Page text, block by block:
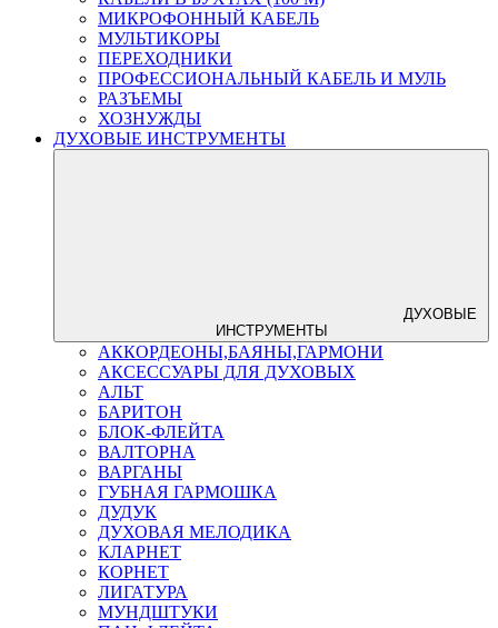
МИКРОФОННЫЙ КАБЕЛЬ
МУЛЬТИКОРЫ
ПЕРЕХОДНИКИ
ПРОФЕССИОНАЛЬНЫЙ КАБЕЛЬ И МУЛЬ
РАЗЪЕМЫ
ХОЗНУЖДЫ
ДУХОВЫЕ ИНСТРУМЕНТЫ
ДУХОВЫЕ
ИНСТРУМЕНТЫ
АККОРДЕОНЫ,БАЯНЫ,ГАРМОНИ
АКСЕССУАРЫ ДЛЯ ДУХОВЫХ
АЛЬТ
БАРИТОН
БЛОК-ФЛЕЙТА
ВАЛТОРНА
ВАРГАНЫ
ГУБНАЯ ГАРМОШКА
ДУДУК
ДУХОВАЯ МЕЛОДИКА
КЛАРНЕТ
КОРНЕТ
ЛИГАТУРА
МУНДШТУКИ